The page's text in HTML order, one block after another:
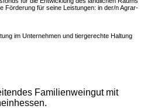
Förderung für seine Leistungen: in der/n Agrar-
im Unternehmen und tiergerechte Haltung
Familienweingut mit